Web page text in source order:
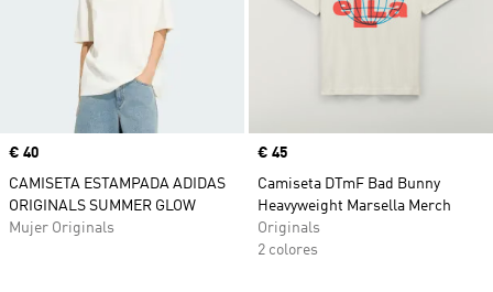
Precio
€ 40
CAMISETA ESTAMPADA ADIDAS
ORIGINALS SUMMER GLOW
Mujer Originals
Precio
€ 45
Camiseta DTmF Bad Bunny
Heavyweight Marsella Merch
Originals
2 colores